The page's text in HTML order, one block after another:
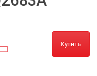
Купить